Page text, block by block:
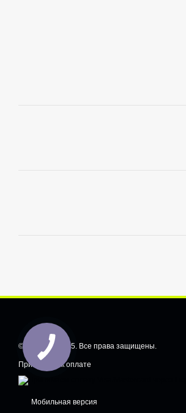
© CarShiftt, 2025. Все права защищены.
Принимаем к оплате
Мобильная версия